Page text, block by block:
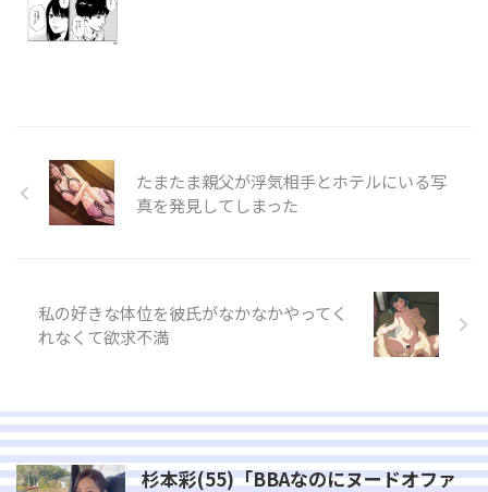
たまたま親父が浮気相手とホテルにいる写
真を発見してしまった
私の好きな体位を彼氏がなかなかやってく
れなくて欲求不満
杉本彩(55)「BBAなのにヌードオファ